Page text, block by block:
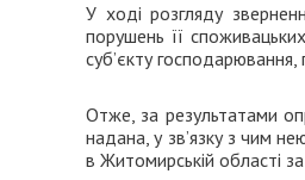
У ході розгляду
порушень її
суб’єкту
Отже, за результатами
надана, у зв’язку з чим
в Житомирській області